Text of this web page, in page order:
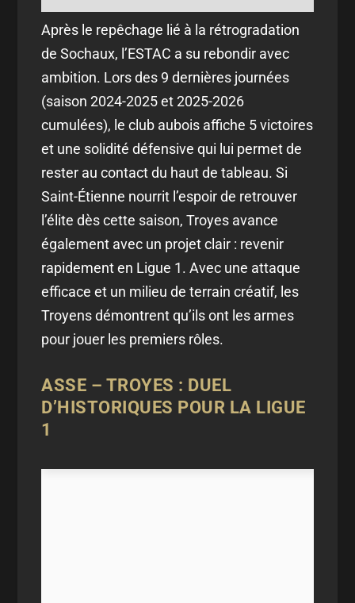
Après le repêchage lié à la rétrogradation
de Sochaux, l’ESTAC a su rebondir avec
ambition. Lors des 9 dernières journées
(saison 2024-2025 et 2025-2026
cumulées), le club aubois affiche 5 victoires
et une solidité défensive qui lui permet de
rester au contact du haut de tableau. Si
Saint-Étienne nourrit l’espoir de retrouver
l’élite dès cette saison, Troyes avance
également avec un projet clair : revenir
rapidement en Ligue 1. Avec une attaque
efficace et un milieu de terrain créatif, les
Troyens démontrent qu’ils ont les armes
pour jouer les premiers rôles.
ASSE – TROYES : DUEL
D’HISTORIQUES POUR LA LIGUE
1